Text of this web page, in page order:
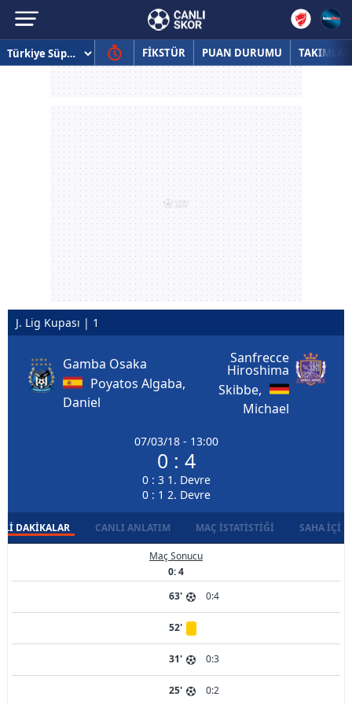
FİKSTÜR PUAN DURUMU TAKIMLAR
J. Lig Kupası | 1
Gamba Osaka
Poyatos Algaba,
Daniel
07/03/18 - 13:00
0 : 4
0 : 3 1. Devre
0 : 1 2. Devre
Sanfrecce
Hiroshima
Skibbe,
Michael
DAKIKALAR CANLI ANLATIM MAÇ İSTATISTIĞI SAHA İÇI
Maç Sonucu
0: 4
63'
0:4
52'
31' 0:3
25' 0:2